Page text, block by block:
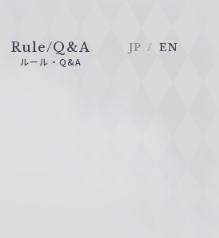
Rule/Q&A
ルール・Q&A
JP EN